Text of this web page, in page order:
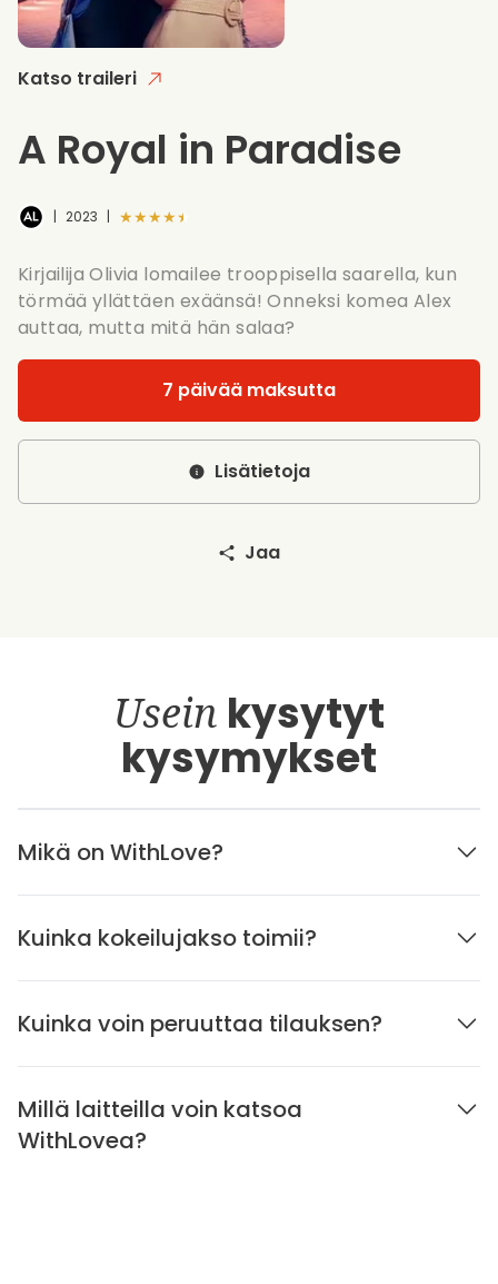
Katso traileri
A Royal in Paradise
| 2023 | ★★★★★
Kirjailija Olivia lomailee trooppisella saarella, kun
törmää yllättäen exäänsä! Onneksi komea Alex
auttaa, mutta mitä hän salaa?
7 päivää maksutta
Lisätietoja
Jaa
Usein kysytyt
kysymykset
Mikä on WithLove?
Kuinka kokeilujakso toimii?
Kuinka voin peruuttaa tilauksen?
Millä laitteilla voin katsoa
WithLovea?